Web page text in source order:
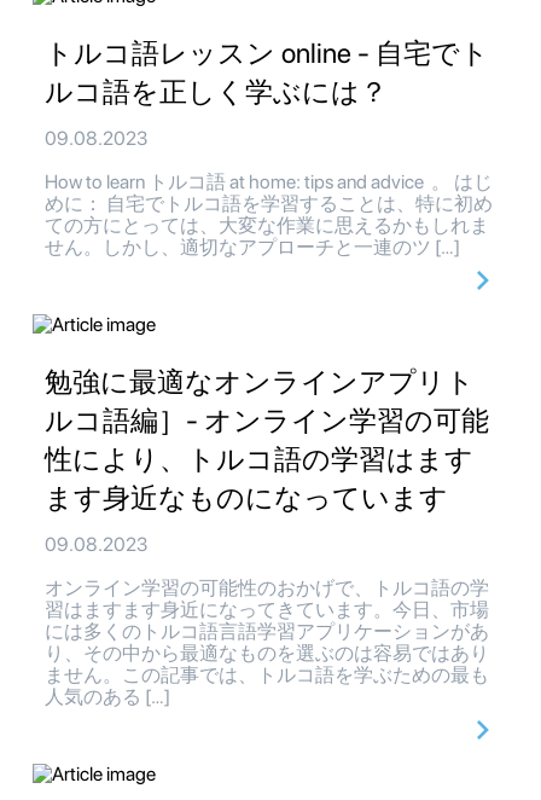
トルコ語レッスン online - 自宅でト
ルコ語を正しく学ぶには？
09.08.2023
How to learn トルコ語 at home: tips and advice 。 はじ
めに： 自宅でトルコ語を学習することは、特に初め
ての方にとっては、大変な作業に思えるかもしれま
せん。しかし、適切なアプローチと一連のツ […]
勉強に最適なオンラインアプリト
ルコ語編］- オンライン学習の可能
性により、トルコ語の学習はます
ます身近なものになっています
09.08.2023
オンライン学習の可能性のおかげで、トルコ語の学
習はますます身近になってきています。今日、市場
には多くのトルコ語言語学習アプリケーションがあ
り、その中から最適なものを選ぶのは容易ではあり
ません。この記事では、トルコ語を学ぶための最も
人気のある […]